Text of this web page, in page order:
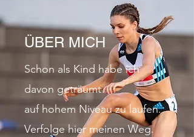
ÜBER MICH
Schon als Kind habe ich
davon geträumt
auf hohem Niveau zu laufen.
Verfolge hier meinen Weg.